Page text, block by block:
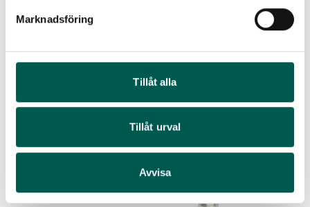
Marknadsföring
Tillåt alla
Tillåt urval
Avvisa
MOPAR SVARTA SRT
Artikelnr:DO1106
Lägg i varukorg
Artikelnr:DO1109
891
Lägg i varukorg